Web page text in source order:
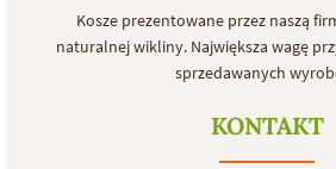
Kosze prezentowane przez naszą
naturalnej wikliny. Największa wagę
sprzedawanych
KONTAKT